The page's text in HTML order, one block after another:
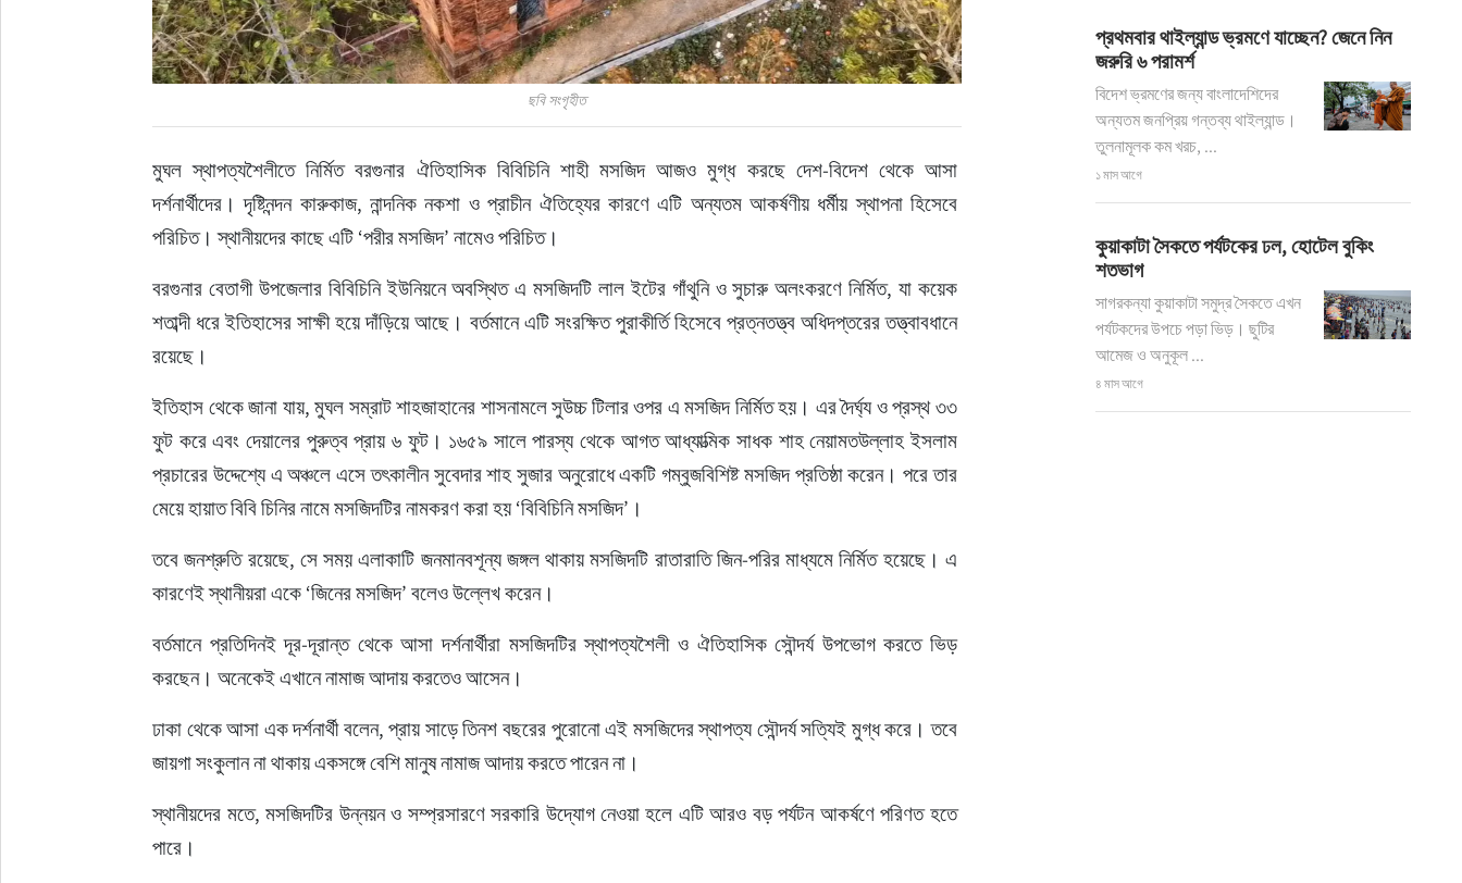
ছবি সংগৃহীত
মুঘল স্থাপত্যশৈলীতে নির্মিত বরগুনার ঐতিহাসিক বিবিচিনি শাহী মসজিদ আজও মুগ্ধ করছে দেশ-বিদেশ থেকে আসা
দর্শনার্থীদের। দৃষ্টিনন্দন কারুকাজ, নান্দনিক নকশা ও প্রাচীন ঐতিহ্যের কারণে এটি অন্যতম আকর্ষণীয় ধর্মীয় স্থাপনা হিসেবে
পরিচিত। স্থানীয়দের কাছে এটি ‘পরীর মসজিদ’ নামেও পরিচিত।
বরগুনার বেতাগী উপজেলার বিবিচিনি ইউনিয়নে অবস্থিত এ মসজিদটি লাল ইটের গাঁথুনি ও সুচারু অলংকরণে নির্মিত, যা কয়েক
শতাব্দী ধরে ইতিহাসের সাক্ষী হয়ে দাঁড়িয়ে আছে। বর্তমানে এটি সংরক্ষিত পুরাকীর্তি হিসেবে প্রত্নতত্ত্ব অধিদপ্তরের তত্ত্বাবধানে
রয়েছে।
ইতিহাস থেকে জানা যায়, মুঘল সম্রাট শাহজাহানের শাসনামলে সুউচ্চ টিলার ওপর এ মসজিদ নির্মিত হয়। এর দৈর্ঘ্য ও প্রস্থ ৩৩
ফুট করে এবং দেয়ালের পুরুত্ব প্রায় ৬ ফুট। ১৬৫৯ সালে পারস্য থেকে আগত আধ্যাত্মিক সাধক শাহ নেয়ামতউল্লাহ ইসলাম
প্রচারের উদ্দেশ্যে এ অঞ্চলে এসে তৎকালীন সুবেদার শাহ সুজার অনুরোধে একটি গম্বুজবিশিষ্ট মসজিদ প্রতিষ্ঠা করেন। পরে তার
মেয়ে হায়াত বিবি চিনির নামে মসজিদটির নামকরণ করা হয় ‘বিবিচিনি মসজিদ’।
তবে জনশ্রুতি রয়েছে, সে সময় এলাকাটি জনমানবশূন্য জঙ্গল থাকায় মসজিদটি রাতারাতি জিন-পরির মাধ্যমে নির্মিত হয়েছে। এ
কারণেই স্থানীয়রা একে ‘জিনের মসজিদ’ বলেও উল্লেখ করেন।
বর্তমানে প্রতিদিনই দূর-দূরান্ত থেকে আসা দর্শনার্থীরা মসজিদটির স্থাপত্যশৈলী ও ঐতিহাসিক সৌন্দর্য উপভোগ করতে ভিড়
করছেন। অনেকেই এখানে নামাজ আদায় করতেও আসেন।
ঢাকা থেকে আসা এক দর্শনার্থী বলেন, প্রায় সাড়ে তিনশ বছরের পুরোনো এই মসজিদের স্থাপত্য সৌন্দর্য সত্যিই মুগ্ধ করে। তবে
জায়গা সংকুলান না থাকায় একসঙ্গে বেশি মানুষ নামাজ আদায় করতে পারেন না।
স্থানীয়দের মতে, মসজিদটির উন্নয়ন ও সম্প্রসারণে সরকারি উদ্যোগ নেওয়া হলে এটি আরও বড় পর্যটন আকর্ষণে পরিণত হতে
পারে।
প্রথমবার থাইল্যান্ড ভ্রমণে যাচ্ছেন? জেনে নিন
জরুরি ৬ পরামর্শ
বিদেশ ভ্রমণের জন্য বাংলাদেশিদের
অন্যতম জনপ্রিয় গন্তব্য থাইল্যান্ড।
তুলনামূলক কম খরচ, ...
১ মাস আগে
কুয়াকাটা সৈকতে পর্যটকের ঢল, হোটেল বুকিং
শতভাগ
সাগরকন্যা কুয়াকাটা সমুদ্র সৈকতে এখন
পর্যটকদের উপচে পড়া ভিড়। ছুটির
আমেজ ও অনুকূল ...
৪ মাস আগে